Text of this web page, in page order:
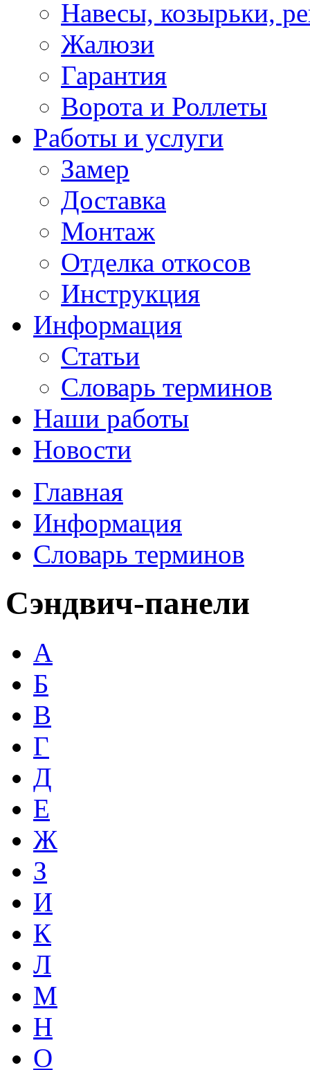
Навесы, козырьки,
Жалюзи
Гарантия
Ворота и Роллеты
Работы и услуги
Замер
Доставка
Монтаж
Отделка откосов
Инструкция
Информация
Статьи
Словарь терминов
Наши работы
Новости
Главная
Информация
Словарь терминов
Сэндвич-панели
А
Б
В
Г
Д
Е
Ж
З
И
К
Л
М
Н
О